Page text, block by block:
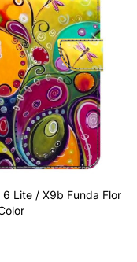
6 Lite / X9b Funda Flor